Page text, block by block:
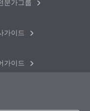
문가그룹
가이드
가이드